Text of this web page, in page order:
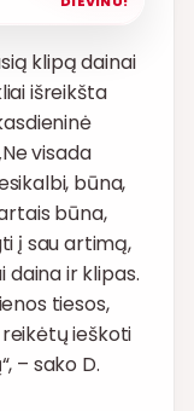
klipą dainai
išreikšta
visada
būna,
būna,
į sau artimą,
ir klipas.
tiesos,
ieškoti
– sako D.